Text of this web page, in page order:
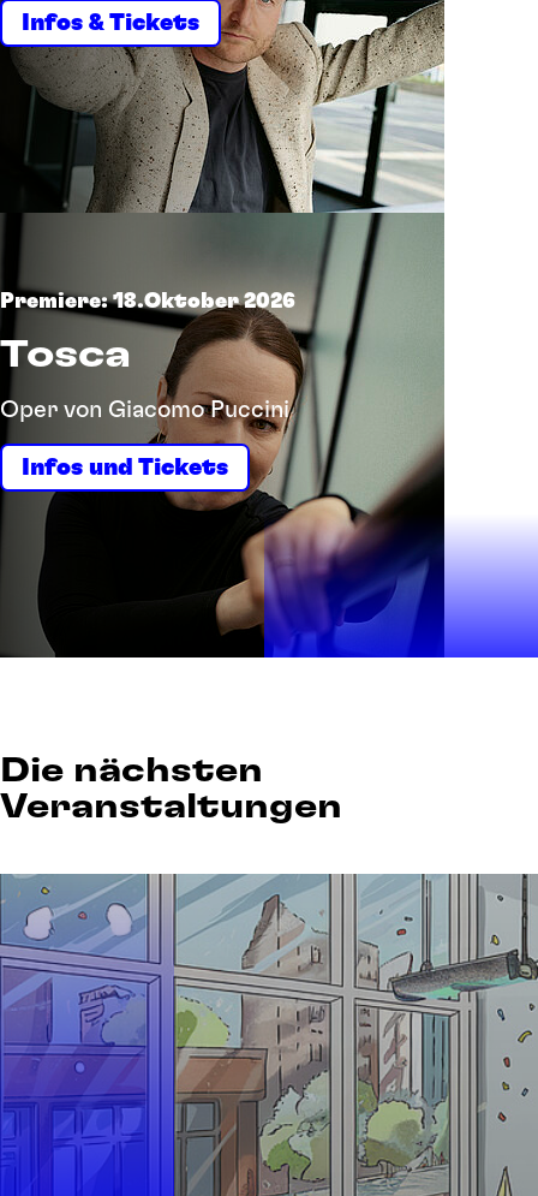
Infos & Tickets
Premiere: 18.Oktober 2026
Tosca
Oper von Giacomo Puccini
Infos und Tickets
Die nächsten
Veranstaltungen